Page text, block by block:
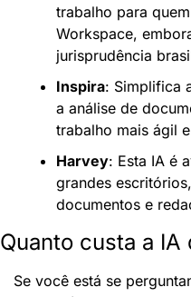
trabalho para
Workspace,
jurisprudência
Inspira: Simplifica
a análise de
trabalho mais ágil
Harvey: Esta IA é
grandes
documentos e
Quanto custa a IA
Se você está se